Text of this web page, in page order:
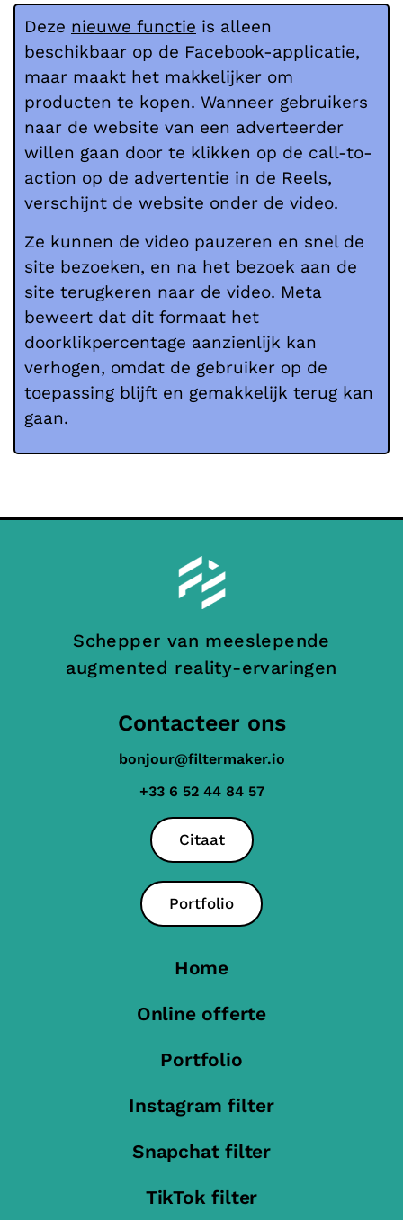
Deze nieuwe functie is alleen
beschikbaar op de Facebook-applicatie,
maar maakt het makkelijker om
producten te kopen. Wanneer gebruikers
naar de website van een adverteerder
willen gaan door te klikken op de call-to-
action op de advertentie in de Reels,
verschijnt de website onder de video.
Ze kunnen de video pauzeren en snel de
site bezoeken, en na het bezoek aan de
site terugkeren naar de video. Meta
beweert dat dit formaat het
doorklikpercentage aanzienlijk kan
verhogen, omdat de gebruiker op de
toepassing blijft en gemakkelijk terug kan
gaan.
Schepper van meeslepende
augmented reality-ervaringen
Contacteer ons
bonjour@filtermaker.io
+33 6 52 44 84 57
Citaat
Portfolio
Home
Online offerte
Portfolio
Instagram filter
Snapchat filter
TikTok filter